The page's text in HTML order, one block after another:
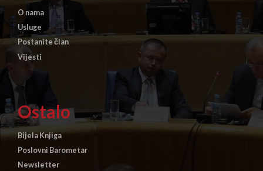
O nama
Usluge
Postanite član
Vijesti
Ostalo
Bijela Knjiga
Poslovni Barometar
Newsletter